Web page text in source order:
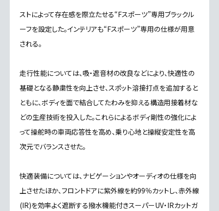
ストによって存在感を際立たせる“Fスポーツ”専用ブラックル
ーフを設定した。インテリアも“Fスポーツ”専用の仕様が用意
される。
走行性能については、吸・遮音材の改良などにより、快適性の
基礎となる静粛性を向上させ、スポット溶接打点を追加すると
ともに、ボディを面で結合してたわみを抑える構造用接着材な
どの生産技術を投入した。これらによるボディ剛性の強化によ
って操舵時の車両応答性を高め、乗り心地と操縦安定性を高
次元でバランスさせた。
快適装備については、ナビゲーションやオーディオの仕様を向
上させたほか、フロントドアに紫外線を約99％カットし、赤外線
(IR)を効率よく遮断する撥水機能付きスーパーUV・IRカットガ